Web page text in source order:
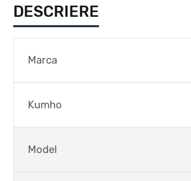
DESCRIERE
Marca
Kumho
Model